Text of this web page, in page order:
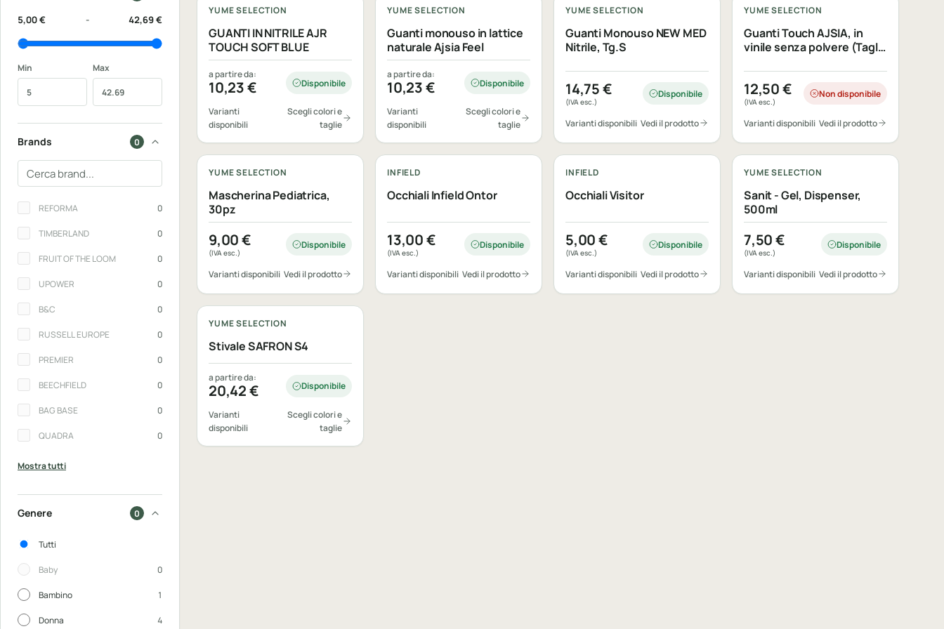
5,00 € - 42,69 €
Min Max
Brands 0
Cerca un brand
BrandsREFORMA 0
TIMBERLAND 0
FRUIT OF THE LOOM 0
UPOWER 0
B&C 0
RUSSELL EUROPE 0
PREMIER 0
BEECHFIELD 0
BAG BASE 0
QUADRA 0
Mostra tutti
Genere 0
Genere
Tutti
Baby 0
Bambino 1
Donna 4
YUME SELECTION
GUANTI IN NITRILE AJR
TOUCH SOFT BLUE
a partire da:
10,23€ Disponibile
Varianti
disponibili
Scegli colori e
taglie
YUME SELECTION
Guanti monouso in lattice
naturale Ajsia Feel
a partire da:
10,23€ Disponibile
Varianti
disponibili
Scegli colori e
taglie
YUME SELECTION
Guanti Monouso NEW MED
Nitrile, Tg.S
14,75€
(IVA esc.)
Disponibile
Varianti disponibili Vedi il prodotto
YUME SELECTION
Guanti Touch AJSIA, in
vinile senza polvere (Taglia
12,50€
(IVA esc.)
Non disponibile
Varianti disponibili Vedi il prodotto
YUME SELECTION
Mascherina Pediatrica,
30pz
9,00€
(IVA esc.)
Disponibile
Varianti disponibili Vedi il prodotto
INFIELD
Occhiali Infield Ontor
13,00€
(IVA esc.)
Disponibile
Varianti disponibili Vedi il prodotto
INFIELD
Occhiali Visitor
5,00€
(IVA esc.)
Disponibile
Varianti disponibili Vedi il prodotto
YUME SELECTION
Sanit - Gel, Dispenser,
500ml
7,50€
(IVA esc.)
Disponibile
Varianti disponibili Vedi il prodotto
YUME SELECTION
Stivale SAFRON S4
a partire da:
20,42€ Disponibile
Varianti
disponibili
Scegli colori e
taglie